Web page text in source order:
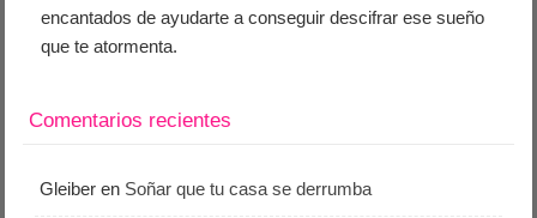
encantados de ayudarte a conseguir descifrar ese sueño
que te atormenta.
Comentarios recientes
Gleiber en Soñar que tu casa se derrumba